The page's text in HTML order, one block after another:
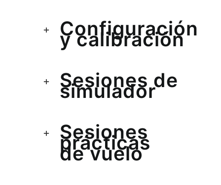
Configuración
y calibración
Sesiones de
simulador
Sesiones
prácticas
de vuelo